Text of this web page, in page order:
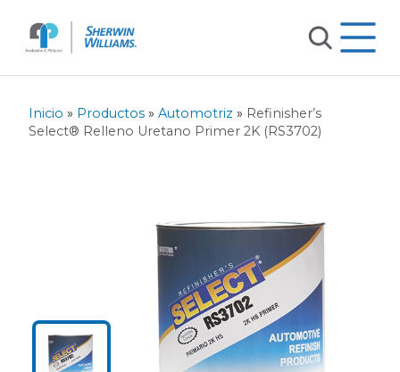
Inicio » Productos » Automotriz » Refinisher’s
Select® Relleno Uretano Primer 2K (RS3702)